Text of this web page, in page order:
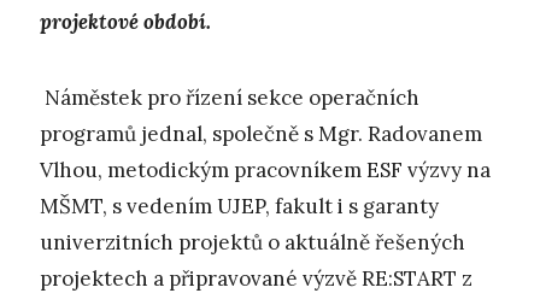
projektové období.
Náměstek pro řízení sekce operačních
programů jednal, společně s Mgr. Radovanem
Vlhou, metodickým pracovníkem ESF výzvy na
MŠMT, s vedením UJEP, fakult i s garanty
univerzitních projektů o aktuálně řešených
projektech a připravované výzvě RE:START z